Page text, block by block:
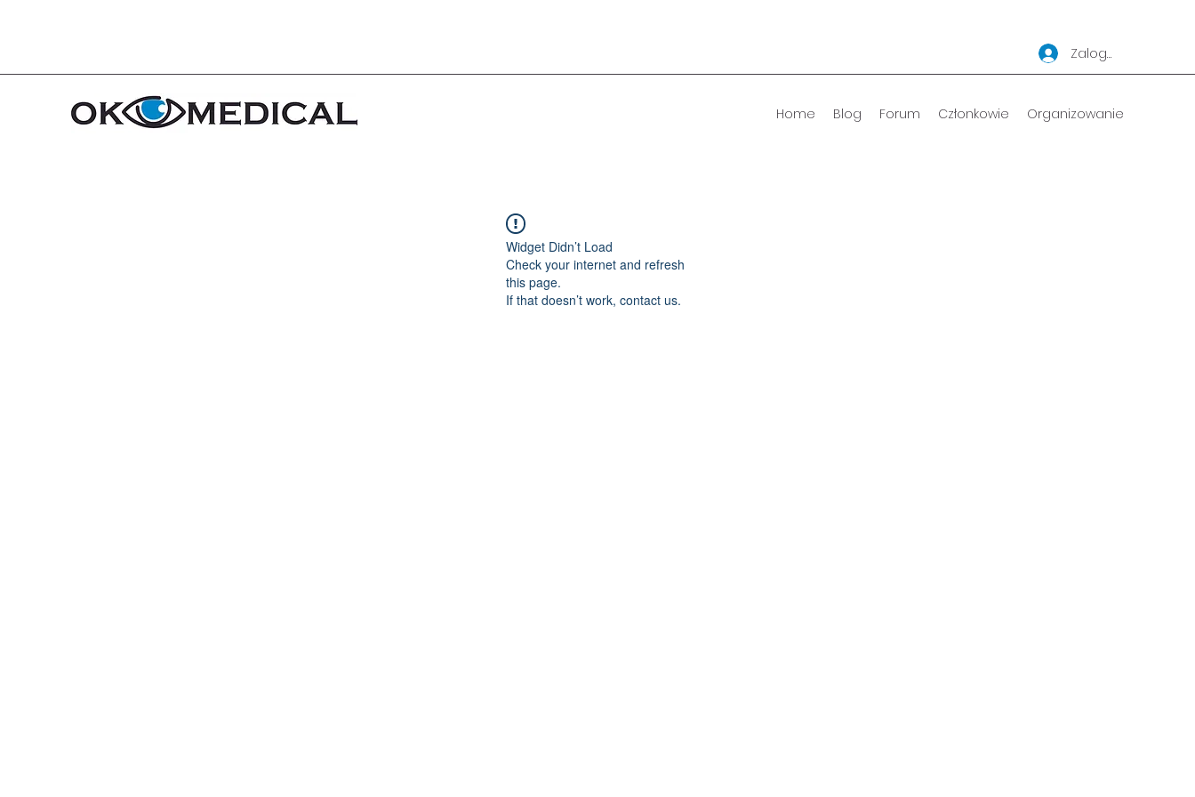
Zaloguj się
Home Blog Forum Członkowie Organizowanie
Widget Didn’t Load
Check your internet and refresh
this page.
If that doesn’t work, contact us.